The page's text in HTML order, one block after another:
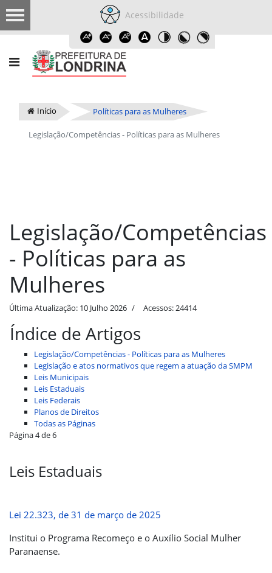
Acessibilidade
Início Políticas para as Mulheres
Legislação/Competências - Políticas para as Mulheres
Legislação/Competências
- Políticas para as
Mulheres
Última Atualização: 10 Julho 2026 Acessos: 24414
Índice de Artigos
Legislação/Competências - Políticas para as Mulheres
Legislação e atos normativos que regem a atuação da SMPM
Leis Municipais
Leis Estaduais
Leis Federais
Planos de Direitos
Todas as Páginas
Página 4 de 6
Leis Estaduais
Lei 22.323, de 31 de março de 2025
Institui o Programa Recomeço e o Auxílio Social Mulher
Paranaense.